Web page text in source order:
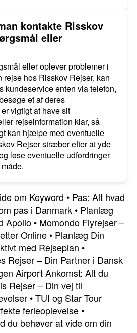
kontakte Risskov
eller
eller oplever problemer i
rejse hos Risskov Rejser, kan
kundeservice enten via telefon,
et af deres
vigtigt at have sit
rejseinformation klar, så
kan hjælpe med eventuelle
Rejser stræber efter at yde
løse eventuelle udfordringer
om Keyword • Pas: Alt hvad
pas i Danmark • Planlæg
Apollo • Momondo Flyrejser –
Online • Planlæg Din
med Rejseplan •
Rejser – Din Partner i Dansk
Airport Ankomst: Alt du
Rejser – Din vej til
•TUI og Star Tour
ferieoplevelse •
du behøver at vide om din